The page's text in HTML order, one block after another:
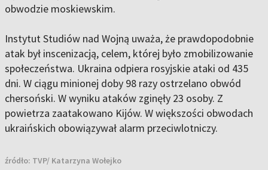
obwodzie moskiewskim.
Instytut Studiów nad Wojną uważa, że prawdopodobnie
atak był inscenizacją, celem, której było zmobilizowanie
społeczeństwa. Ukraina odpiera rosyjskie ataki od 435
dni. W ciągu minionej doby 98 razy ostrzelano obwód
chersoński. W wyniku ataków zginęły 23 osoby. Z
powietrza zaatakowano Kijów. W większości obwodach
ukraińskich obowiązywał alarm przeciwlotniczy.
źródło: TVP/ Katarzyna Wołejko